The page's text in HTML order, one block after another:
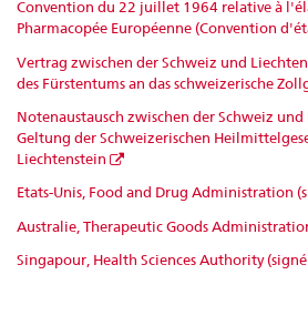
Convention du 22 juillet 1964 relative à
Pharmacopée Européenne (Convention
Vertrag zwischen der Schweiz und
des Fürstentums an das schweizerische
Notenaustausch zwischen der Schweiz
Geltung der Schweizerischen
Liechtenstein
Etats-Unis, Food and Drug Administration
Australie, Therapeutic Goods
Singapour, Health Sciences Authority